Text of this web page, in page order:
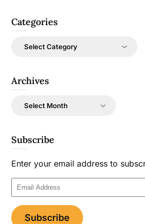
Categories
Categories
Archives
Archives
Subscribe
Enter your email address to
Email
Address
Subscribe